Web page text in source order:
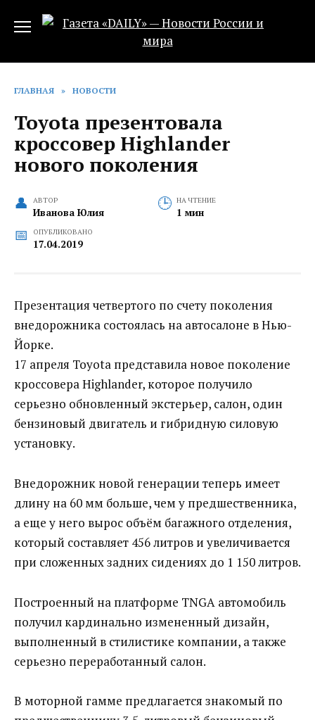
ГЛАВНАЯ » НОВОСТИ
Toyota презентовала
кроссовер Highlander
нового поколения
АВТОР
Иванова Юлия
НА ЧТЕНИЕ
1 мин
ОПУБЛИКОВАНО
17.04.2019
Презентация четвертого по счету поколения
внедорожника состоялась на автосалоне в Нью-
Йорке.
17 апреля Toyota представила новое поколение
кроссовера Highlander, которое получило
серьезно обновленный экстерьер, салон, один
бензиновый двигатель и гибридную силовую
установку.
Внедорожник новой генерации теперь имеет
длину на 60 мм больше, чем у предшественника,
а еще у него вырос объём багажного отделения,
который составляет 456 литров и увеличивается
при сложенных задних сидениях до 1 150 литров.
Построенный на платформе TNGA автомобиль
получил кардинально измененный дизайн,
выполненный в стилистике компании, а также
серьезно переработанный салон.
В моторной гамме предлагается знакомый по